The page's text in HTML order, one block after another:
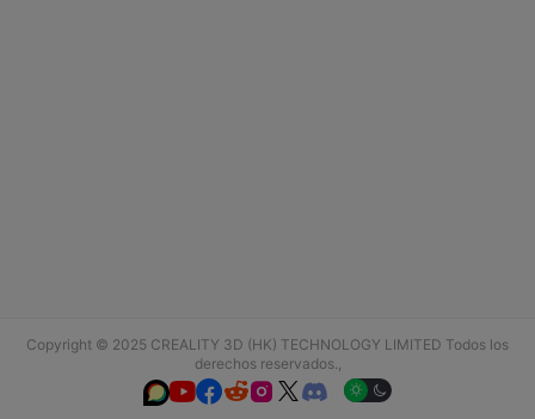
Copyright © 2025 CREALITY 3D (HK) TECHNOLOGY LIMITED Todos los
derechos reservados.,
  